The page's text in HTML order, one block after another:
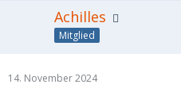
Achilles
Mitglied
14. November 2024